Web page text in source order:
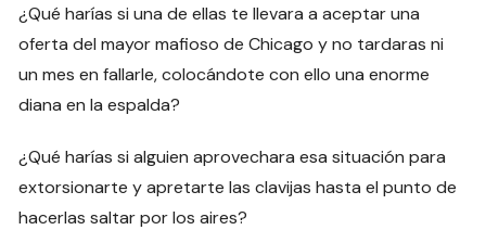
¿Qué harías si una de ellas te llevara a aceptar una
oferta del mayor mafioso de Chicago y no tardaras ni
un mes en fallarle, colocándote con ello una enorme
diana en la espalda?
¿Qué harías si alguien aprovechara esa situación para
extorsionarte y apretarte las clavijas hasta el punto de
hacerlas saltar por los aires?